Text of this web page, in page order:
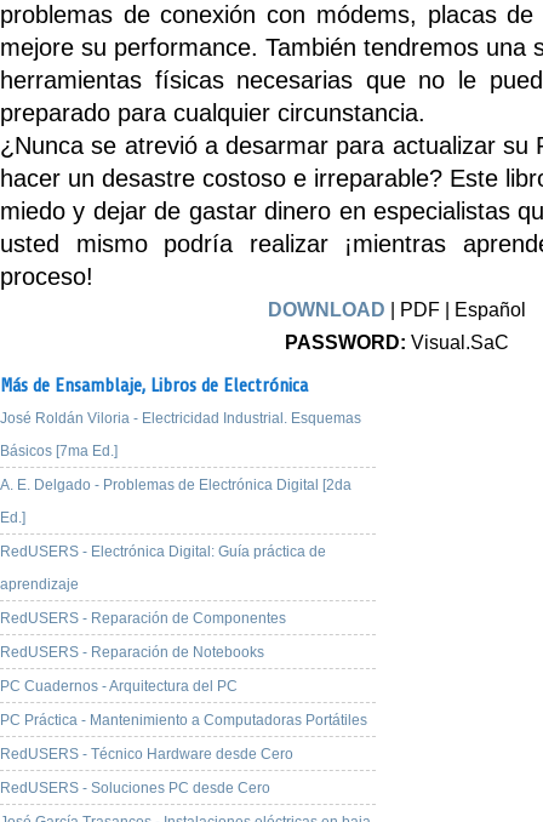
problemas de conexión con módems, placas
mejore su performance. También tendremos una
herramientas físicas necesarias que no le
preparado para cualquier circunstancia.
¿Nunca se atrevió a desarmar para actualizar su
hacer un desastre costoso e irreparable? Este
miedo y dejar de gastar dinero en especialistas
usted mismo podría realizar ¡mientras
proceso!
DOWNLOAD | PDF | Español
PASSWORD: Visual.SaC
Más de Ensamblaje, Libros de Electrónica
José Roldán Viloria - Electricidad Industrial. Esquemas
Básicos [7ma Ed.]
A. E. Delgado - Problemas de Electrónica Digital [2da
Ed.]
RedUSERS - Electrónica Digital: Guía práctica de
aprendizaje
RedUSERS - Reparación de Componentes
RedUSERS - Reparación de Notebooks
PC Cuadernos - Arquitectura del PC
PC Práctica - Mantenimiento a Computadoras Portátiles
RedUSERS - Técnico Hardware desde Cero
RedUSERS - Soluciones PC desde Cero